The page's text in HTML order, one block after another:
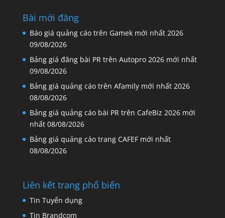
Đ/c: Tầng 15, HL Tower, Số 6/82 Duy Tân, Cầu Giấy,
Hotline: 0789.899.899
Email: info@brandcom.vn
Bài mới đăng
Báo giá quảng cáo trên Gamek mới nhất 2026
09/08/2026
Bảng giá đăng bài PR trên Autopro 2026 mới nhất
09/08/2026
Bảng giá quảng cáo bài PR trên CafeBiz 2026 mới
nhất 08/08/2026
Bảng giá quảng cáo trang CAFEF mới nhất